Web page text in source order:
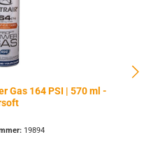
Gas 164 PSI | 570 ml -
19894